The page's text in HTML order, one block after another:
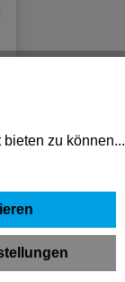
zu können...